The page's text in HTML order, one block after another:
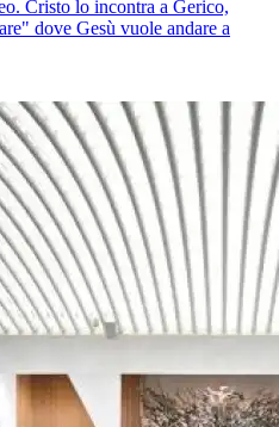
Cristo lo incontra a Gerico,
dove Gesù vuole andare a